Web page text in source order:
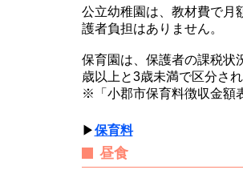
公立幼稚園は、教材費で月
護者負担はありません。
保育園は、保護者の課税状
歳以上と3歳未満で区分され
※「小郡市保育料徴収金額
▶保育料
昼食